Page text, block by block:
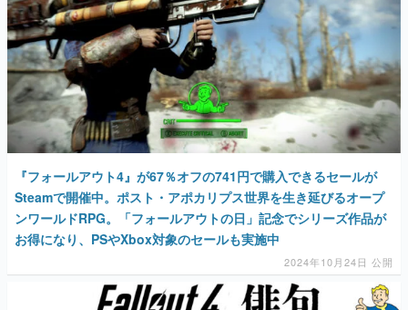
『フォールアウト4』が67％オフの741円で購入できるセールが
Steamで開催中。ポスト・アポカリプス世界を生き延びるオープ
ンワールドRPG。「フォールアウトの日」記念でシリーズ作品が
お得になり、PSやXbox対象のセールも実施中
2024年10月24日 公開